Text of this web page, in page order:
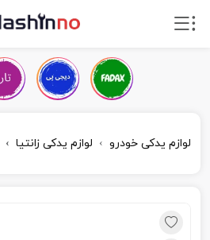
لوازم یدکی خودرو لوازم یدکی زانتیا